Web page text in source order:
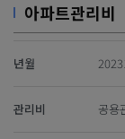
아파트관리비
년월
관리비 공용